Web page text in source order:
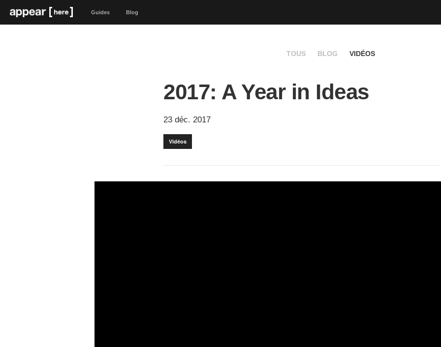
Guides Blog
TOUS BLOG VIDÉOS
2017: A Year in Ideas
23 déc. 2017
Vidéos